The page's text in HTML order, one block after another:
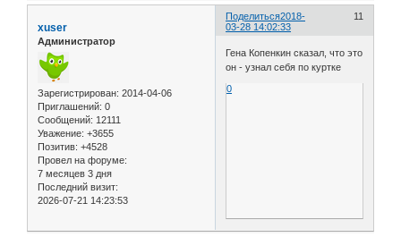
Поделиться 11
2018-
03-28 14:02:33
xuser
Администратор
Зарегистрирован: 2014-04-06
Приглашений: 0
Сообщений: 12111
Уважение: +3655
Позитив: +4528
Провел на форуме:
7 месяцев 3 дня
Последний визит:
2026-07-21 14:23:53
Гена Копенкин сказал, что это
он - узнал себя по куртке
0